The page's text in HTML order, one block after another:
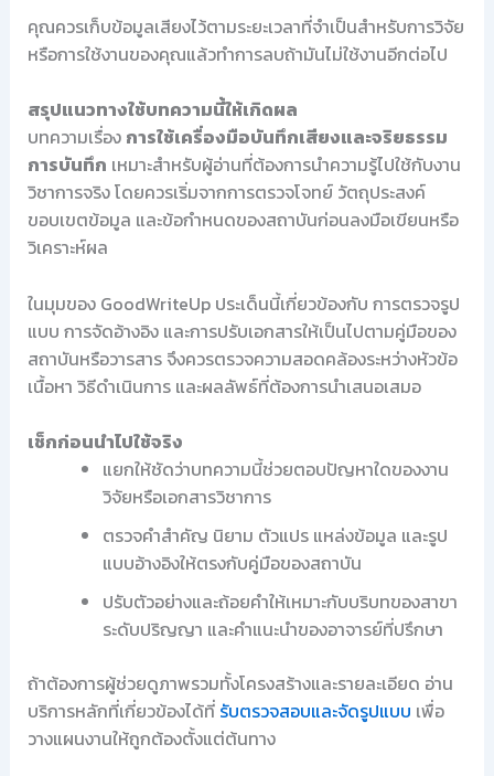
คุณควรเก็บข้อมูลเสียงไว้ตามระยะเวลาที่จำเป็นสำหรับการวิจัย
หรือการใช้งานของคุณแล้วทำการลบถ้ามันไม่ใช้งานอีกต่อไป
สรุปแนวทางใช้บทความนี้ให้เกิดผล
บทความเรื่อง การใช้เครื่องมือบันทึกเสียงและจริยธรรม
การบันทึก เหมาะสำหรับผู้อ่านที่ต้องการนำความรู้ไปใช้กับงาน
วิชาการจริง โดยควรเริ่มจากการตรวจโจทย์ วัตถุประสงค์
ขอบเขตข้อมูล และข้อกำหนดของสถาบันก่อนลงมือเขียนหรือ
วิเคราะห์ผล
ในมุมของ GoodWriteUp ประเด็นนี้เกี่ยวข้องกับ การตรวจรูป
แบบ การจัดอ้างอิง และการปรับเอกสารให้เป็นไปตามคู่มือของ
สถาบันหรือวารสาร จึงควรตรวจความสอดคล้องระหว่างหัวข้อ
เนื้อหา วิธีดำเนินการ และผลลัพธ์ที่ต้องการนำเสนอเสมอ
เช็กก่อนนำไปใช้จริง
แยกให้ชัดว่าบทความนี้ช่วยตอบปัญหาใดของงาน
วิจัยหรือเอกสารวิชาการ
ตรวจคำสำคัญ นิยาม ตัวแปร แหล่งข้อมูล และรูป
แบบอ้างอิงให้ตรงกับคู่มือของสถาบัน
ปรับตัวอย่างและถ้อยคำให้เหมาะกับบริบทของสาขา
ระดับปริญญา และคำแนะนำของอาจารย์ที่ปรึกษา
ถ้าต้องการผู้ช่วยดูภาพรวมทั้งโครงสร้างและรายละเอียด อ่าน
บริการหลักที่เกี่ยวข้องได้ที่ รับตรวจสอบและจัดรูปแบบ เพื่อ
วางแผนงานให้ถูกต้องตั้งแต่ต้นทาง